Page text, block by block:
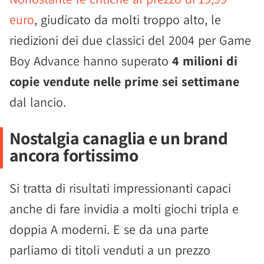
euro, giudicato da molti troppo alto, le
riedizioni dei due classici del 2004 per Game
Boy Advance hanno superato 4 milioni di
copie vendute nelle prime sei settimane
dal lancio.
Nostalgia canaglia e un brand
ancora fortissimo
Si tratta di risultati impressionanti capaci
anche di fare invidia a molti giochi tripla e
doppia A moderni. E se da una parte
parliamo di titoli venduti a un prezzo